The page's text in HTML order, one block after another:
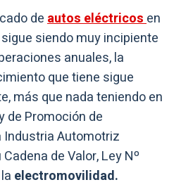
deautos eléctricosen
siendo muy incipiente
anuales, la
que tiene sigue
más que nada teniendo en
de Promoción de
Industria Automotriz
de Valor, Ley Nº
electromovilidad.